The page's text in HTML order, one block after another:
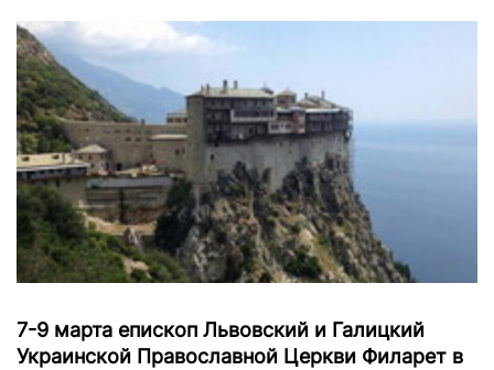
7-9 марта епископ Львовский и Галицкий
Украинской Православной Церкви Филарет в